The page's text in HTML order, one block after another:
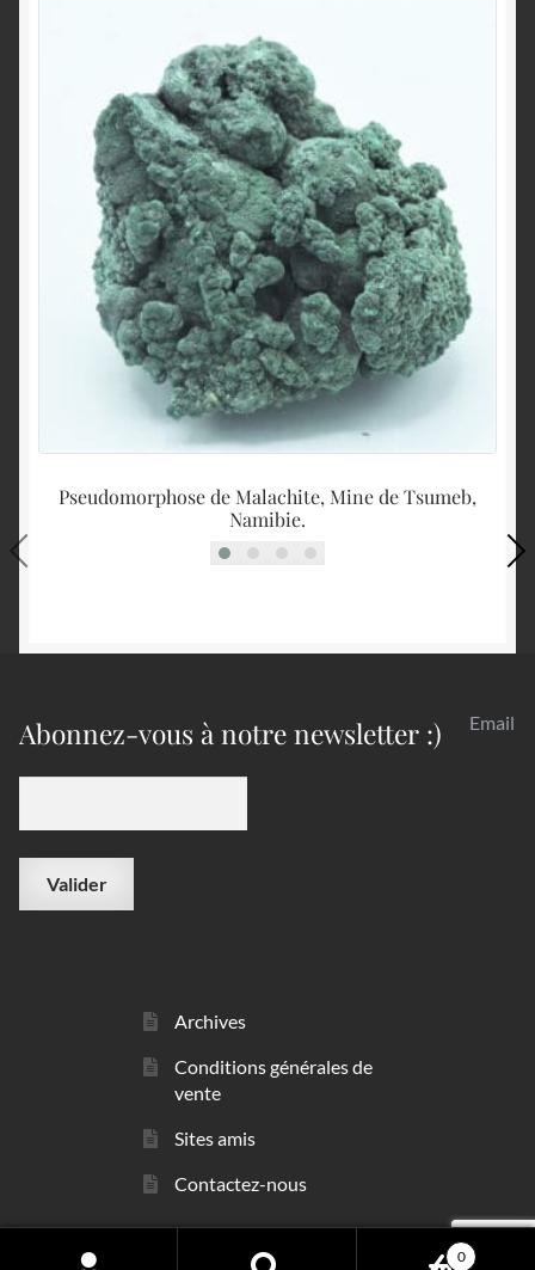
Pseudomorphose de Malachite, Mine de Tsumeb,
Namibie.
Abonnez-vous à notre newsletter :) Email
Archives
Conditions générales de
vente
Sites amis
Contactez-nous
© sarl Les Minéraux 2006 - 2026 0